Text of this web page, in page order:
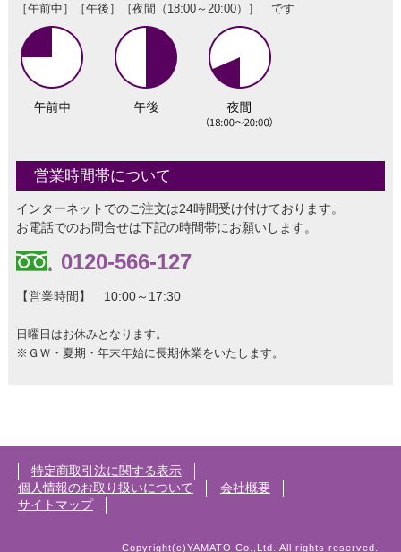
［午前中］［午後］［夜間（18:00～20:00）］ です
営業時間帯について
インターネットでのご注文は24時間受け付けております。
お電話でのお問合せは下記の時間帯にお願いします。
0120-566-127
【営業時間】 10:00～17:30
日曜日はお休みとなります。
※ＧＷ・夏期・年末年始に長期休業をいたします。
特定商取引法に関する表示
個人情報のお取り扱いについて
会社概要
サイトマップ
Copyright(c)YAMATO Co.,Ltd. All rights reserved.